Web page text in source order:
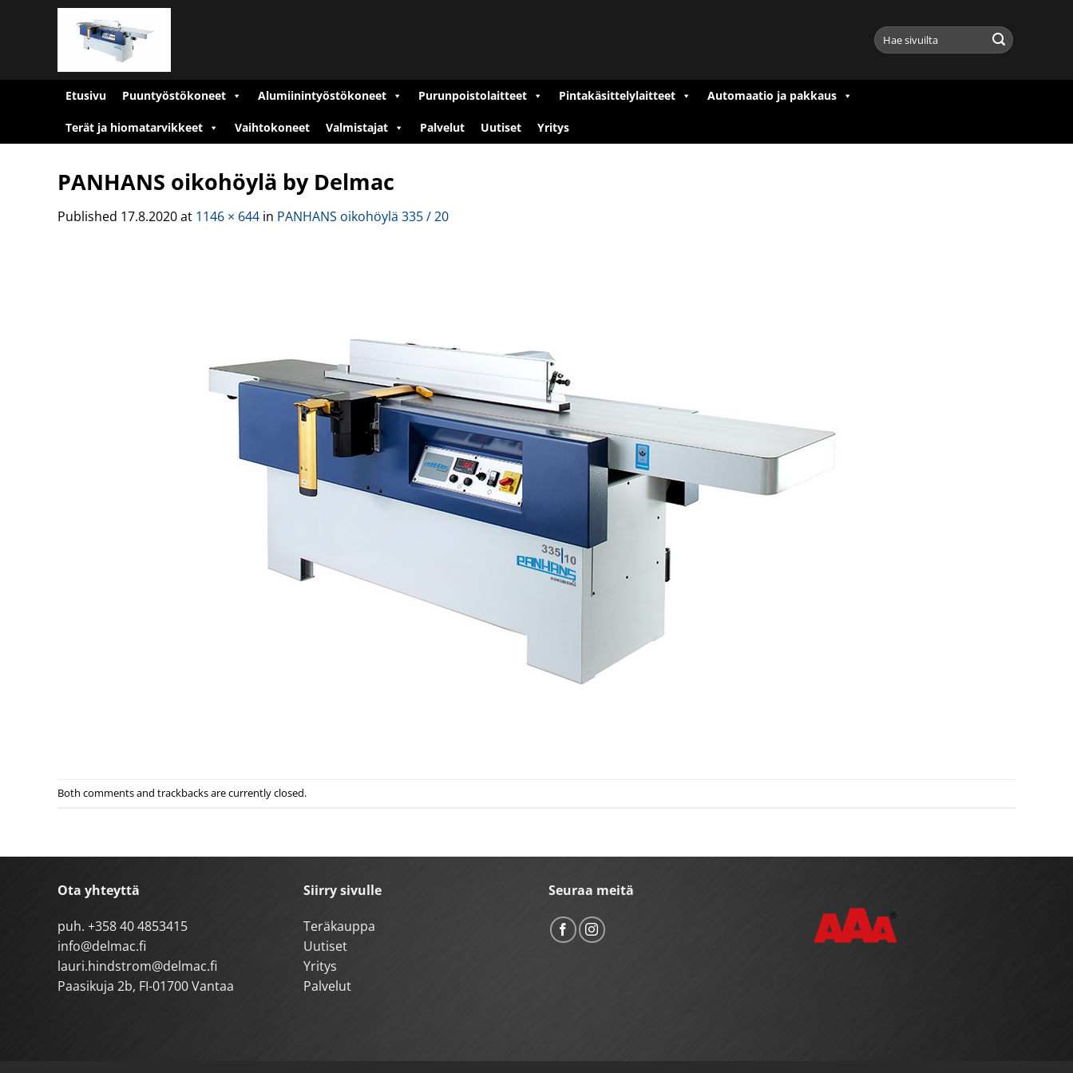
Etsi:
Etusivu Puuntyöstökoneet Alumiinintyöstökoneet Purunpoistolaitteet Pintakäsittelylaitteet Automaatio ja pakkaus
Terät ja hiomatarvikkeet Vaihtokoneet Valmistajat Palvelut Uutiset Yritys
PANHANS oikohöylä by Delmac
Published 17.8.2020at 1146 × 644 in PANHANS oikohöylä 335 / 20
Both comments and trackbacks are currently closed.
Ota yhteyttä
puh. +358 40 4853415
info@delmac.fi
lauri.hindstrom@delmac.fi
Paasikuja 2b, FI-01700 Vantaa
Siirry sivulle
Teräkauppa
Uutiset
Yritys
Palvelut
Seuraa meitä